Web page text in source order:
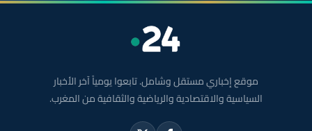
موقع إخباري مستقل وشامل. تابعوا يومياً آخر الأخبار
السياسية والاقتصادية والرياضية والثقافية من المغرب.